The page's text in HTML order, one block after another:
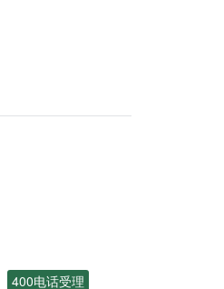
400电话受理